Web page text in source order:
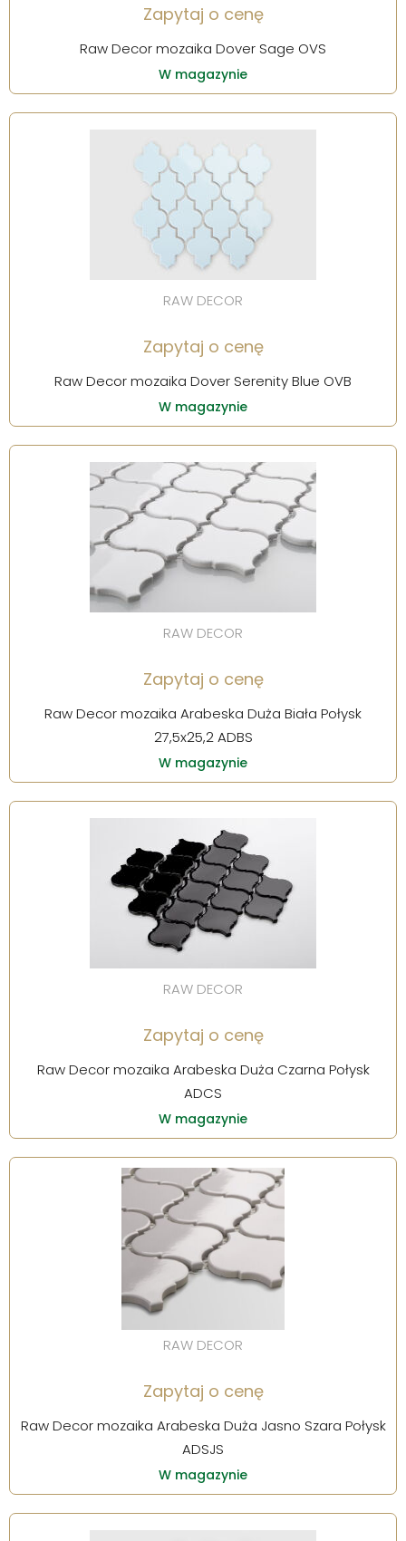
Zapytaj o cenę
Raw Decor mozaika Dover Sage OVS
W magazynie
RAW DECOR
Zapytaj o cenę
Raw Decor mozaika Dover Serenity Blue OVB
W magazynie
RAW DECOR
Zapytaj o cenę
Raw Decor mozaika Arabeska Duża Biała Połysk
27,5x25,2 ADBS
W magazynie
RAW DECOR
Zapytaj o cenę
Raw Decor mozaika Arabeska Duża Czarna Połysk
ADCS
W magazynie
RAW DECOR
Zapytaj o cenę
Raw Decor mozaika Arabeska Duża Jasno Szara Połysk
ADSJS
W magazynie